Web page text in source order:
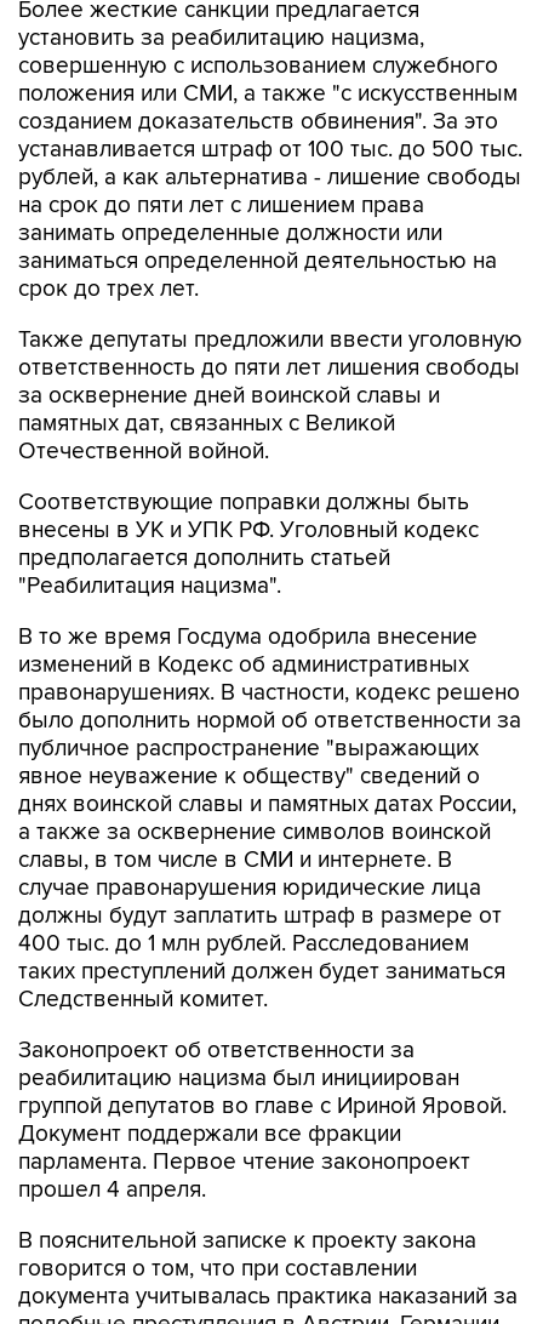
совершенную с использованием служебного
положения или СМИ, а также "с искусственным
созданием доказательств обвинения". За это
устанавливается штраф от 100 тыс. до 500 тыс.
рублей, а как альтернатива - лишение свободы
на срок до пяти лет с лишением права
занимать определенные должности или
заниматься определенной деятельностью на
срок до трех лет.
Также депутаты предложили ввести уголовную
за осквернение дней воинской славы и
памятных дат, связанных с Великой
Отечественной войной.
Соответствующие поправки должны быть
предполагается дополнить статьей
"Реабилитация нацизма".
В то же время Госдума одобрила внесение
правонарушениях. В частности, кодекс решено
было дополнить нормой об ответственности за
публичное распространение "выражающих
явное неуважение к обществу" сведений о
днях воинской славы и памятных датах России,
а также за осквернение символов воинской
славы, в том числе в СМИ и интернете. В
случае правонарушения юридические лица
должны будут заплатить штраф в размере от
400 тыс. до 1 млн рублей. Расследованием
таких преступлений должен будет заниматься
Следственный комитет.
Законопроект об ответственности за
группой депутатов во главе с Ириной Яровой.
Документ поддержали все фракции
парламента. Первое чтение законопроект
прошел 4 апреля.
В пояснительной записке к проекту закона
документа учитывалась практика наказаний за
подобные преступления в Австрии, Германии,
Бельгии, Италии и Франции.